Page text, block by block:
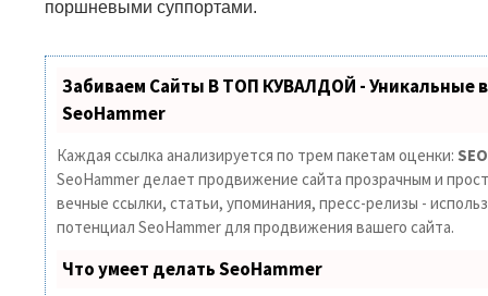
поршневыми суппортами.
Забиваем Сайты В ТОП КУВАЛДОЙ - Уникальные
SeoHammer
Каждая ссылка анализируется по трем пакетам оценки:
SeoHammer делает продвижение сайта прозрачным и
вечные ссылки, статьи, упоминания, пресс-релизы -
потенциал SeoHammer для продвижения вашего сайта.
Что умеет делать SeoHammer